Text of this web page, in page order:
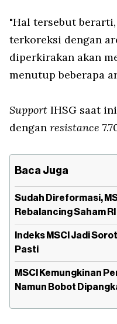
"Hal tersebut
terkoreksi dengan
diperkirakan akan
menutup beberapa
Support IHSG saat
dengan resistance
Baca Juga
Sudah Direformasi,
Rebalancing Saham RI
Indeks MSCI Jadi
Pasti
MSCI Kemungkinan
Namun Bobot